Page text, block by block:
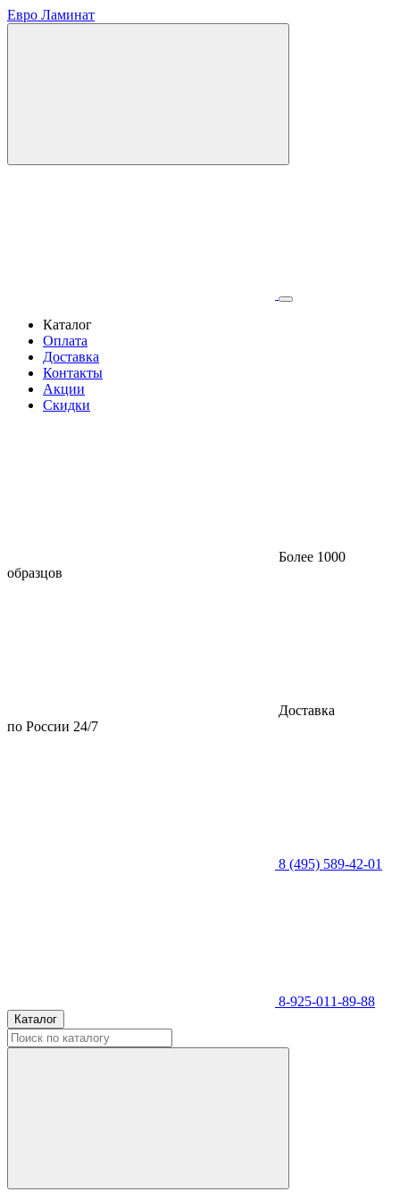
Евро Ламинат
Каталог
Оплата
Доставка
Контакты
Акции
Скидки
Более 1000
образцов
Доставка
по России 24/7
8 (495) 589-42-01
8-925-011-89-88
Каталог